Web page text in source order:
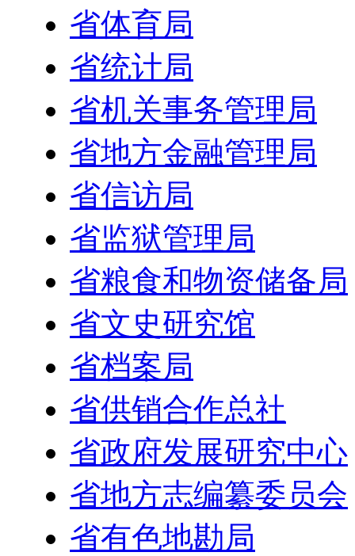
省体育局
省统计局
省机关事务管理局
省地方金融管理局
省信访局
省监狱管理局
省粮食和物资储备局
省文史研究馆
省档案局
省供销合作总社
省政府发展研究中心
省地方志编纂委员会
省有色地勘局